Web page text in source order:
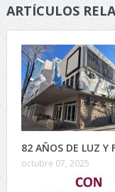
ARTÍCULOS
82 AÑOS DE LUZ Y
octubre 07, 2025